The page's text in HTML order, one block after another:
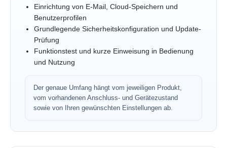
Einrichtung von E-Mail, Cloud-Speichern und
Benutzerprofilen
Grundlegende Sicherheitskonfiguration und Update-
Prüfung
Funktionstest und kurze Einweisung in Bedienung
und Nutzung
Der genaue Umfang hängt vom jeweiligen Produkt,
vom vorhandenen Anschluss- und Gerätezustand
sowie von Ihren gewünschten Einstellungen ab.